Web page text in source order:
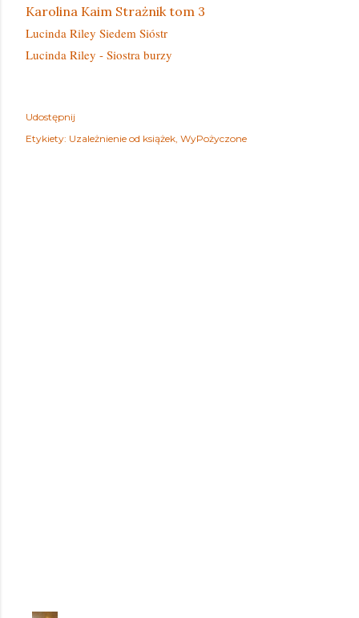
Karolina Kaim Strażnik tom 3
Lucinda Riley Siedem Sióstr
Lucinda Riley - Siostra burzy
Udostępnij
Etykiety: Uzależnienie od książek WyPożyczone